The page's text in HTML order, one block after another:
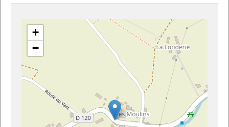
+
−